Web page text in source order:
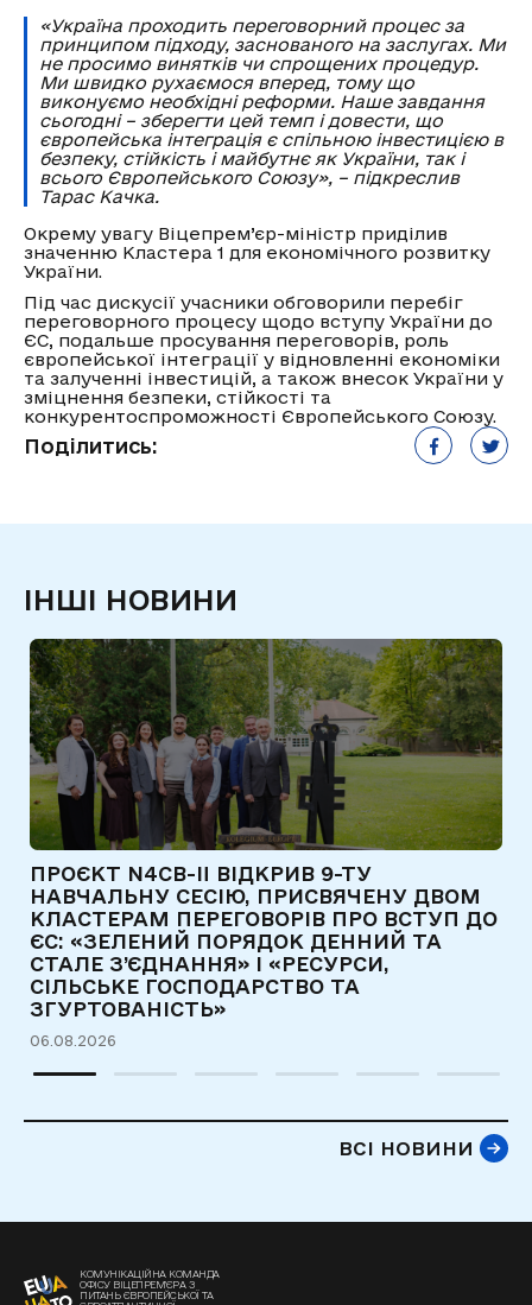
Поділитись:
«Україна проходить переговорний процес за
принципом підходу, заснованого на заслугах. Ми
не просимо винятків чи спрощених процедур.
Ми швидко рухаємося вперед, тому що
виконуємо необхідні реформи. Наше завдання
сьогодні – зберегти цей темп і довести, що
європейська інтеграція є спільною інвестицією в
безпеку, стійкість і майбутнє як України, так і
всього Європейського Союзу», – підкреслив
Тарас Качка.
Окрему увагу Віцепрем’єр-міністр приділив
значенню Кластера 1 для економічного розвитку
України.
Під час дискусії учасники обговорили перебіг
переговорного процесу щодо вступу України до
ЄС, подальше просування переговорів, роль
європейської інтеграції у відновленні економіки
та залученні інвестицій, а також внесок України у
зміцнення безпеки, стійкості та
конкурентоспроможності Європейського Союзу.
ІНШІ НОВИНИ
ПРОЄКТ N4CB-II ВІДКРИВ 9-ТУ
НАВЧАЛЬНУ СЕСІЮ, ПРИСВЯЧЕНУ ДВОМ
КЛАСТЕРАМ ПЕРЕГОВОРІВ ПРО ВСТУП ДО
ЄС: «ЗЕЛЕНИЙ ПОРЯДОК ДЕННИЙ ТА
СТАЛЕ З’ЄДНАННЯ» І «РЕСУРСИ,
СІЛЬСЬКЕ ГОСПОДАРСТВО ТА
ЗГУРТОВАНІСТЬ»
06.08.2026
ВСІ НОВИНИ
КОМУНІКАЦІЙНА КОМАНДА
ОФІСУ ВІЦЕПРЕМ'ЄРА З
ПИТАНЬ ЄВРОПЕЙСЬКОЇ ТА